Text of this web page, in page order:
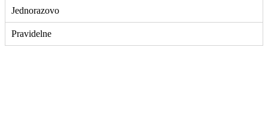
Jednorazovo
Pravidelne